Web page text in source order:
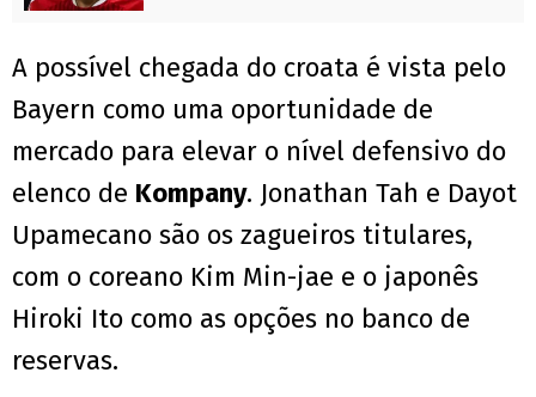
A possível chegada do croata é vista pelo
Bayern como uma oportunidade de
mercado para elevar o nível defensivo do
elenco de Kompany. Jonathan Tah e Dayot
Upamecano são os zagueiros titulares,
com o coreano Kim Min-jae e o japonês
Hiroki Ito como as opções no banco de
reservas.